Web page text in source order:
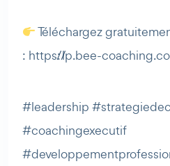
Téléchargez
: https://lp.bee-
#leadership
#coachingexecutif